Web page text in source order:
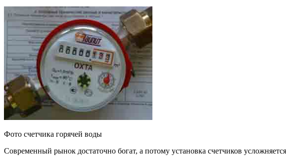
Фото счетчика горячей воды
Современный рынок достаточно богат, а потому установка счетчиков